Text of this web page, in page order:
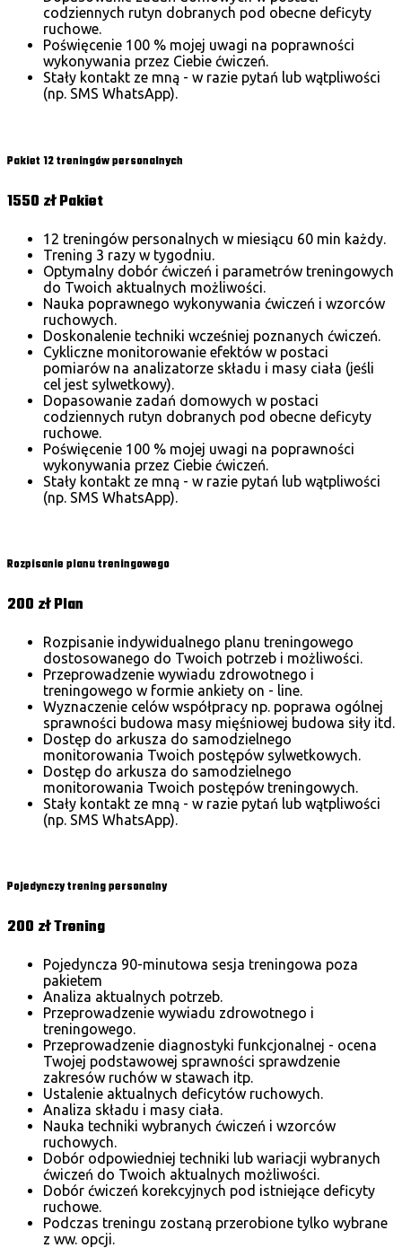
codziennych rutyn dobranych pod obecne deficyty
ruchowe.
Poświęcenie 100 % mojej uwagi na poprawności
wykonywania przez Ciebie ćwiczeń.
Stały kontakt ze mną - w razie pytań lub wątpliwości
(np. SMS WhatsApp).
Pakiet 12 treningów personalnych
1550 złPakiet
12 treningów personalnych w miesiącu 60 min każdy.
Trening 3 razy w tygodniu.
Optymalny dobór ćwiczeń i parametrów treningowych
do Twoich aktualnych możliwości.
Nauka poprawnego wykonywania ćwiczeń i wzorców
ruchowych.
Doskonalenie techniki wcześniej poznanych ćwiczeń.
Cykliczne monitorowanie efektów w postaci
pomiarów na analizatorze składu i masy ciała (jeśli
cel jest sylwetkowy).
Dopasowanie zadań domowych w postaci
codziennych rutyn dobranych pod obecne deficyty
ruchowe.
Poświęcenie 100 % mojej uwagi na poprawności
wykonywania przez Ciebie ćwiczeń.
Stały kontakt ze mną - w razie pytań lub wątpliwości
(np. SMS WhatsApp).
Rozpisanie planu treningowego
200 złPlan
Rozpisanie indywidualnego planu treningowego
dostosowanego do Twoich potrzeb i możliwości.
Przeprowadzenie wywiadu zdrowotnego i
treningowego w formie ankiety on - line.
Wyznaczenie celów współpracy np. poprawa ogólnej
sprawności budowa masy mięśniowej budowa siły itd.
Dostęp do arkusza do samodzielnego
monitorowania Twoich postępów sylwetkowych.
Dostęp do arkusza do samodzielnego
monitorowania Twoich postępów treningowych.
Stały kontakt ze mną - w razie pytań lub wątpliwości
(np. SMS WhatsApp).
Pojedynczy trening personalny
200 złTrening
Pojedyncza 90-minutowa sesja treningowa poza
pakietem
Analiza aktualnych potrzeb.
Przeprowadzenie wywiadu zdrowotnego i
treningowego.
Przeprowadzenie diagnostyki funkcjonalnej - ocena
Twojej podstawowej sprawności sprawdzenie
zakresów ruchów w stawach itp.
Ustalenie aktualnych deficytów ruchowych.
Analiza składu i masy ciała.
Nauka techniki wybranych ćwiczeń i wzorców
ruchowych.
Dobór odpowiedniej techniki lub wariacji wybranych
ćwiczeń do Twoich aktualnych możliwości.
Dobór ćwiczeń korekcyjnych pod istniejące deficyty
ruchowe.
Podczas treningu zostaną przerobione tylko wybrane
z ww. opcji.